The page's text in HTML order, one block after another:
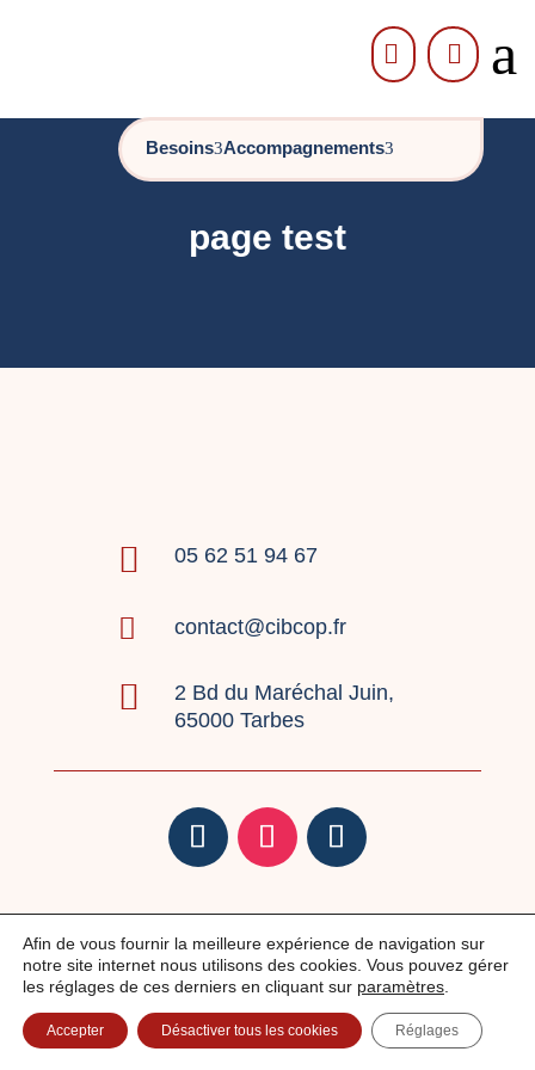
  a
Besoins Accompagnements
page test
 05 62 51 94 67
 contact@cibcop.fr

2 Bd du Maréchal Juin,
65000 Tarbes
Réclamations
Afin de vous fournir la meilleure expérience de navigation sur
notre site internet nous utilisons des cookies. Vous pouvez gérer
les réglages de ces derniers en cliquant sur paramètres
Accepter Désactiver tous les cookies Réglages